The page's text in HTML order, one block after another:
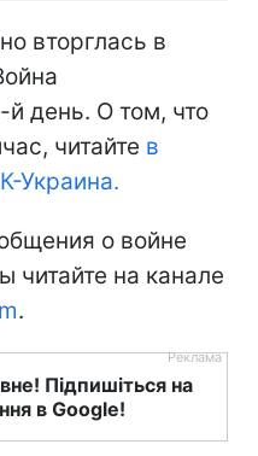
вторглась в
день. О том, что
читайте в
Украина.
о войне
читайте на канале
.
Підпишіться на
в Google!